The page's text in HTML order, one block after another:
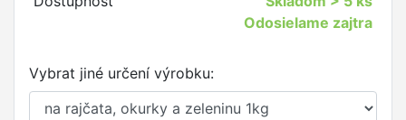
Odosielame zajtra
Vybrat jiné určení výrobku: